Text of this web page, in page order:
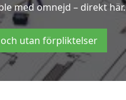
med omnejd – direkt här.
utan förpliktelser